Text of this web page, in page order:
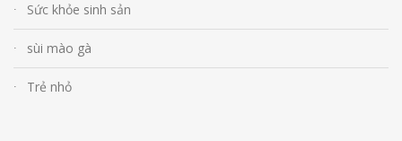
Sức khỏe sinh sản
sùi mào gà
Trẻ nhỏ